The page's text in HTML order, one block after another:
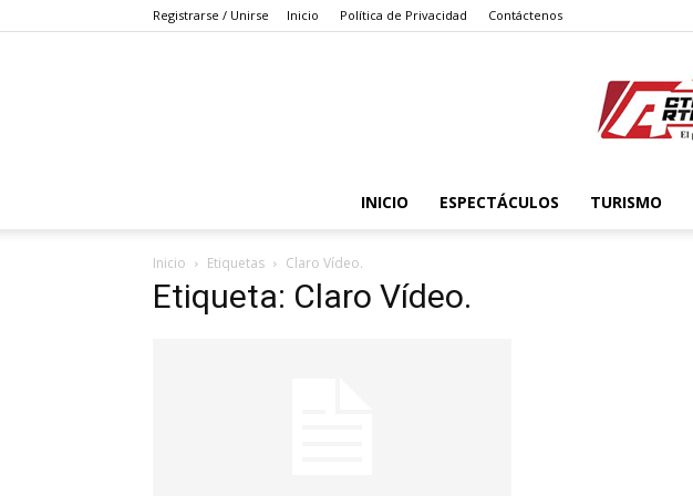
Registrarse / Unirse Inicio Política de Privacidad Contáctenos
INICIO ESPECTÁCULOS TURISMO
Inicio Etiquetas Claro Vídeo.
Etiqueta: Claro Vídeo.